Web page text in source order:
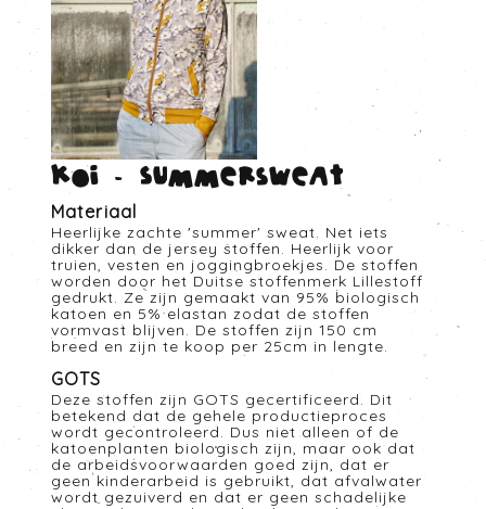
Koi - Summersweat
Materiaal
Heerlijke zachte 'summer' sweat. Net iets
dikker dan de jersey stoffen. Heerlijk voor
truien, vesten en joggingbroekjes. De stoffen
worden door het Duitse stoffenmerk Lillestoff
gedrukt. Ze zijn gemaakt van 95% biologisch
katoen en 5% elastan zodat de stoffen
vormvast blijven. De stoffen zijn 150 cm
breed en zijn te koop per 25cm in lengte.
GOTS
Deze stoffen zijn GOTS gecertificeerd. Dit
betekend dat de gehele productieproces
wordt gecontroleerd. Dus niet alleen of de
katoenplanten biologisch zijn, maar ook dat
de arbeidsvoorwaarden goed zijn, dat er
geen kinderarbeid is gebruikt, dat afvalwater
wordt gezuiverd en dat er geen schadelijke